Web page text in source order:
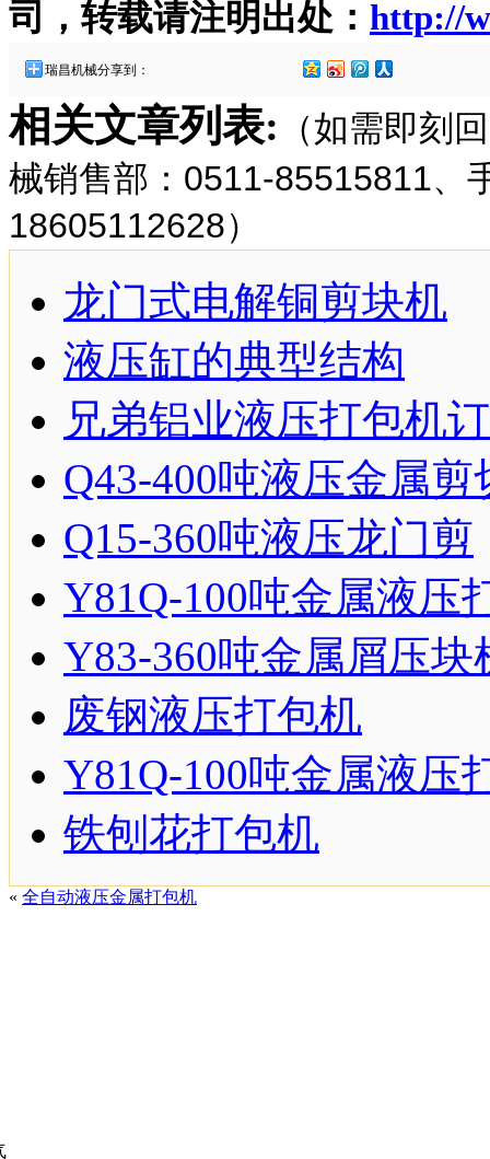
司，转载请注明出处： http://
瑞昌机械分享到：
相关文章列表: （如需即刻
械销售部：0511-85515811、
18605112628）
龙门式电解铜剪块机
液压缸的典型结构
兄弟铝业液压打包机
Q43-400吨液压金属剪
Q15-360吨液压龙门剪
Y81Q-100吨金属液压
Y83-360吨金属屑压块
废钢液压打包机
Y81Q-100吨金属液压
铁刨花打包机
« 全自动液压金属打包机